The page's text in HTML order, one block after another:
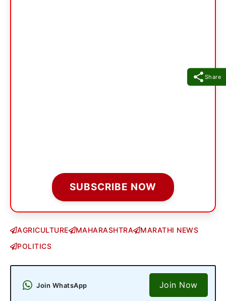
Share
SUBSCRIBE NOW
AGRICULTURE MAHARASHTRA
MARATHI NEWS
POLITICS
Join WhatsApp Join Now